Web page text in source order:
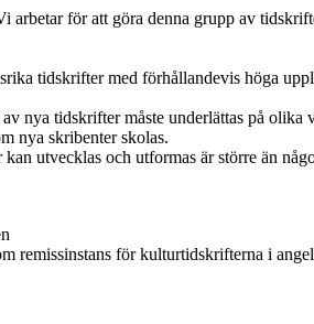
för att göra denna grupp av
tidskrifter med förhållandevis höga
nya tidskrifter måste underlättas på olika
nya skribenter skolas.
utvecklas och utformas är större än
remissinstans för kulturtidskrifterna i